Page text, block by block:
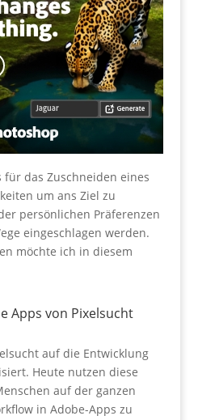
das Zuschneiden eines
um ans Ziel zu
persönlichen Präferenzen
eingeschlagen werden.
möchte ich in diesem
Apps von Pixelsucht
auf die Entwicklung
Heute nutzen diese
auf der ganzen
in Adobe-Apps zu